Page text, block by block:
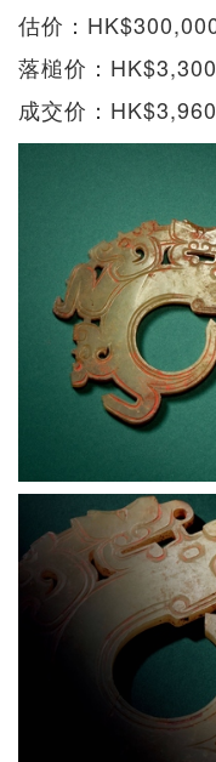
估价：
落槌价：
成交价：